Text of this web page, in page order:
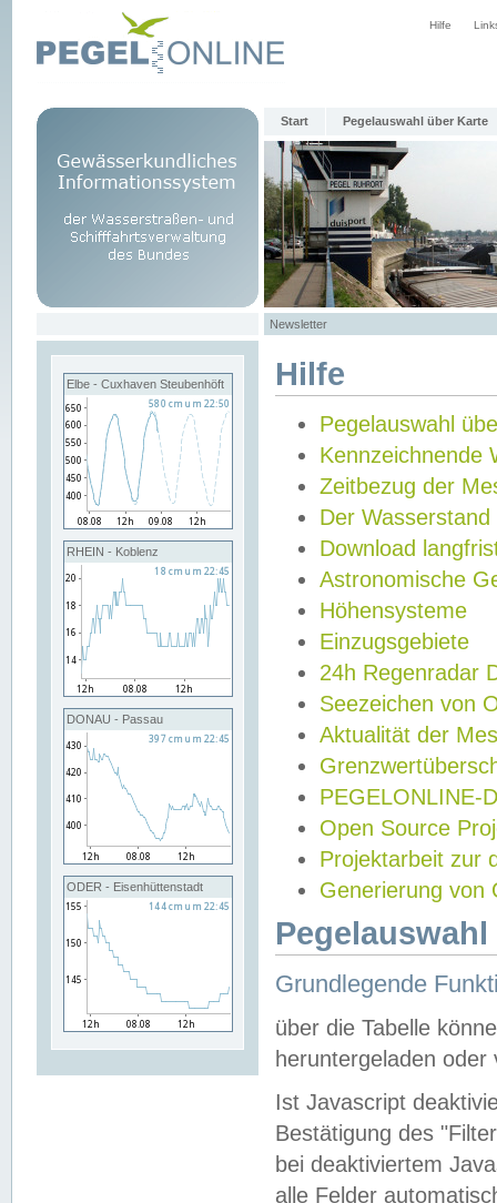
Hilfe
Start Pegelauswahl über Karte
Newsletter
Elbe - Cuxhaven Steubenhöft
RHEIN - Koblenz
DONAU - Passau
ODER - Eisenhüttenstadt
Hilfe
Pegelauswahl
Kennzeichnende
Zeitbezug der
Der Wasserstand
Download
Astronomische
Höhensysteme
Einzugsgebiete
24h Regenradar
Seezeichen von
Aktualität der
PEGELONLINE-
Open Source
Projektarbeit zur
Generierung von
Grundlegende
über die Tabelle
heruntergeladen oder
Ist Javascript
Bestätigung des
bei deaktiviertem
alle Felder